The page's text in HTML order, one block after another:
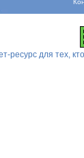
ресурс для тех,